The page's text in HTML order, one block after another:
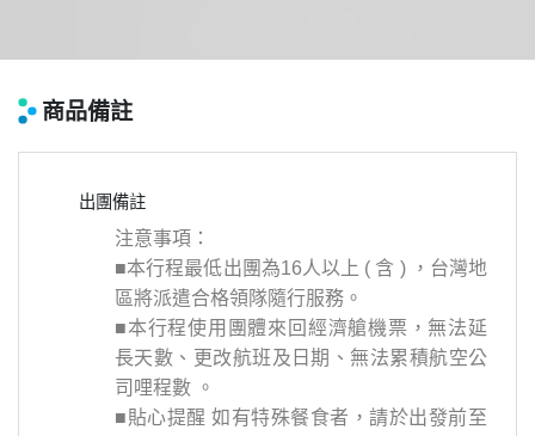
商品備註
出團備註
注意事項：
■本行程最低出團為16人以上 ( 含 ) ，台灣地
區將派遣合格領隊隨行服務。
■本行程使用團體來回經濟艙機票，無法延
長天數、更改航班及日期、無法累積航空公
司哩程數 。
■貼心提醒 如有特殊餐食者，請於出發前至